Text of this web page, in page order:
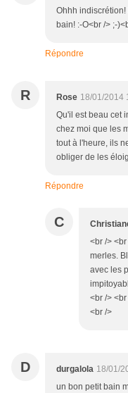
Ohhh
bain! :-O<br /> ;-
Répondre
R Rose 18/01/2014
Qu'il est beau cet
chez moi que les
tout à l'heure, ils
obliger de les
Répondre
C
<br />
merles.
avec les
<br />
<br />
D durgalola 18/01/
un bon petit bain